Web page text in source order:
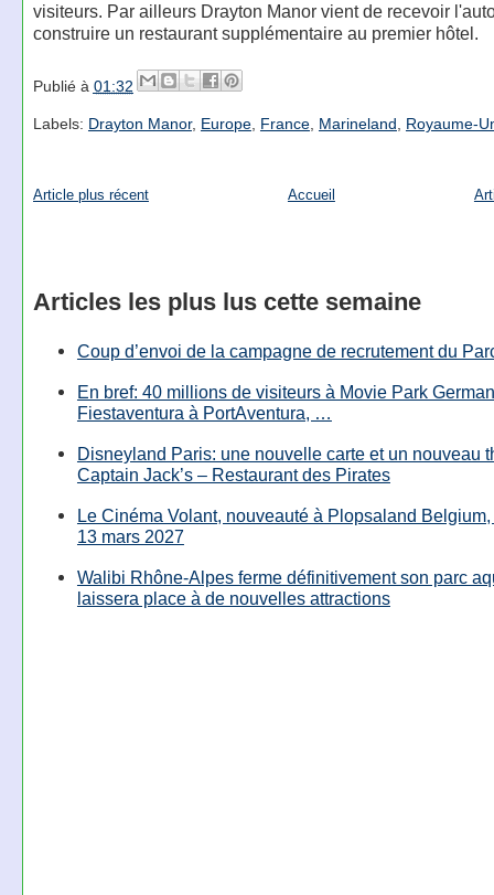
visiteurs. Par ailleurs Drayton Manor vient de recevoir
construire un restaurant supplémentaire au premier hôtel.
Publié à 01:32
Labels: Drayton Manor, Europe, France, Marineland Royaume-
Article plus récent Accueil
Articles les plus lus cette semaine
Coup d’envoi de la campagne de recrutement du
En bref: 40 millions de visiteurs à Movie Park
Fiestaventura à PortAventura, …
Disneyland Paris: une nouvelle carte et un nouveau
Captain Jack’s – Restaurant des Pirates
Le Cinéma Volant, nouveauté à Plopsaland
13 mars 2027
Walibi Rhône-Alpes ferme définitivement son parc
laissera place à de nouvelles attractions